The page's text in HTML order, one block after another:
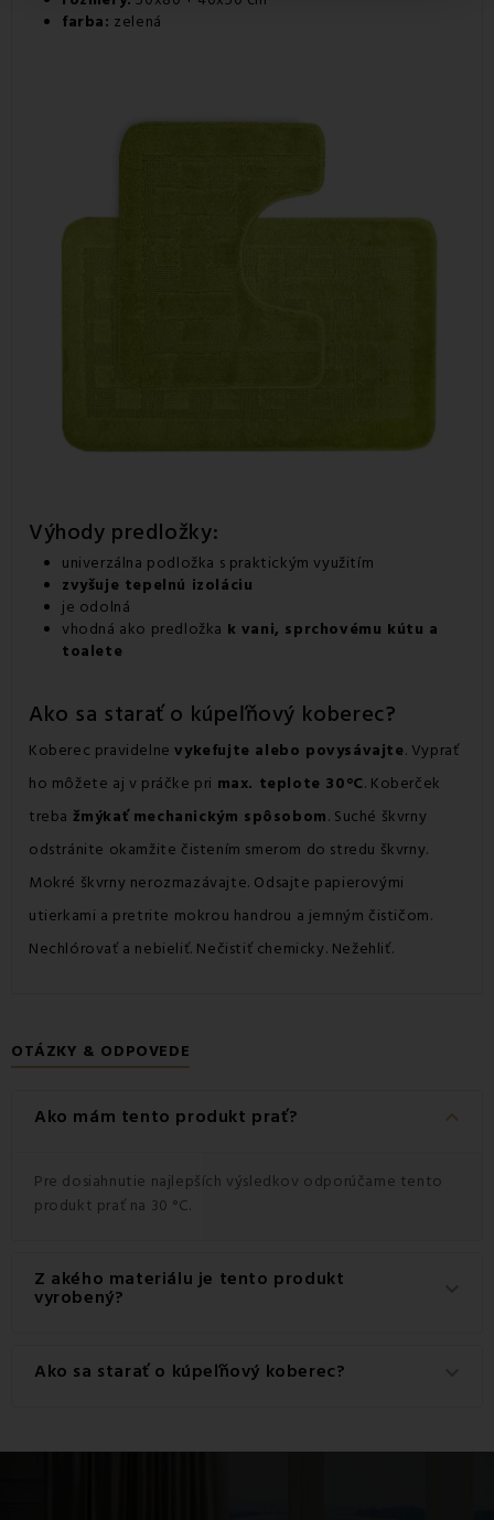
farba: zelená
Výhody predložky:
univerzálna podložka s praktickým využitím
zvyšuje tepelnú izoláciu
je odolná
vhodná ako predložka k vani, sprchovému kútu a
toalete
Ako sa starať o kúpeľňový koberec?
Koberec pravidelnevykefujte alebo povysávajte. Vyprať
ho môžete aj v práčke pri max. teplote 30°C. Koberček
treba žmýkať mechanickým spôsobom. Suché škvrny
odstránite okamžite čistením smerom do stredu škvrny.
Mokré škvrny nerozmazávajte. Odsajte papierovými
utierkami a pretrite mokrou handrou a jemným čističom.
Nechlórovať a nebieliť. Nečistiť chemicky. Nežehliť.
OTÁZKY & ODPOVEDE
Ako mám tento produkt prať? keyboard_arrow_down
Pre dosiahnutie najlepších výsledkov odporúčame tento
produkt prať na 30 °C.
Z akého materiálu je tento produkt
vyrobený?
Tento produkt je vyrobený z kvalitného materiálu: 100%
Ako sa starať o kúpeľňový koberec?